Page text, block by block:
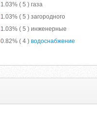
1.03% ( 5 ) газа
1.03% ( 5 ) загородного
1.03% ( 5 ) инженерные
0.82% ( 4 ) водоснабжение